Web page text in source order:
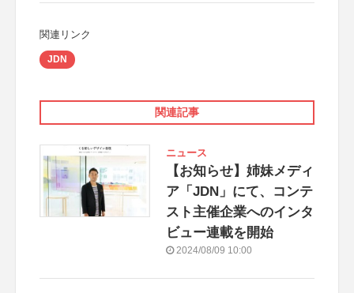
関連リンク
JDN
関連記事
ニュース
【お知らせ】姉妹メディ
ア「JDN」にて、コンテ
スト主催企業へのインタ
ビュー連載を開始
2024/08/09 10:00